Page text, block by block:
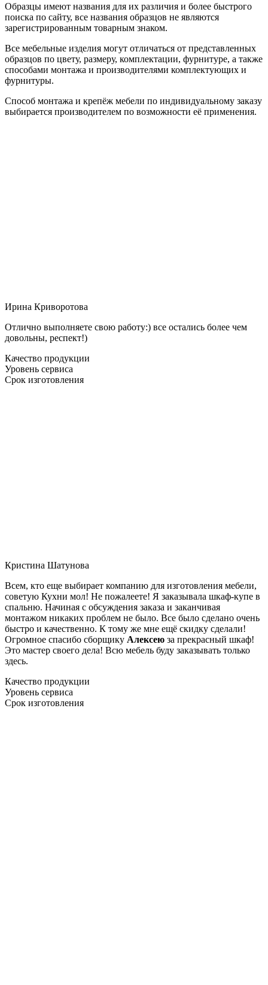
Образцы имеют названия для их различия и более быстрого
поиска по сайту, все названия образцов не являются
зарегистрированным товарным знаком.
Все мебельные изделия могут отличаться от представленных
образцов по цвету, размеру, комплектации, фурнитуре, а также
способами монтажа и производителями комплектующих и
фурнитуры.
Способ монтажа и крепёж мебели по индивидуальному заказу
выбирается производителем по возможности её применения.
Ирина Криворотова
Отлично выполняете свою работу:) все остались более чем
довольны, респект!)
Качество продукции
Уровень сервиса
Срок изготовления
Кристина Шатунова
Всем, кто еще выбирает компанию для изготовления мебели,
советую Кухни мол! Не пожалеете! Я заказывала шкаф-купе в
спальню. Начиная с обсуждения заказа и заканчивая
монтажом никаких проблем не было. Все было сделано очень
быстро и качественно. К тому же мне ещё скидку сделали!
Огромное спасибо сборщику Алексею за прекрасный шкаф!
Это мастер своего дела! Всю мебель буду заказывать только
здесь.
Качество продукции
Уровень сервиса
Срок изготовления